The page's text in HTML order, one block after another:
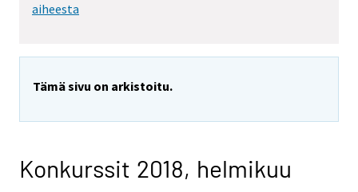
aiheesta
Tämä sivu on arkistoitu.
Konkurssit 2018, helmikuu